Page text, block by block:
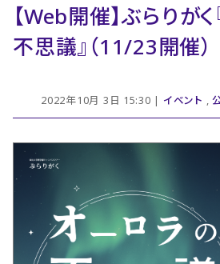
【Web開催】ぶらりが
不思議』（11/23開催）
2022年10月 3日 15:30 | イベント ,